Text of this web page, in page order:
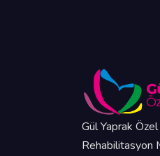
Gül Yaprak
Rehabilitasyon